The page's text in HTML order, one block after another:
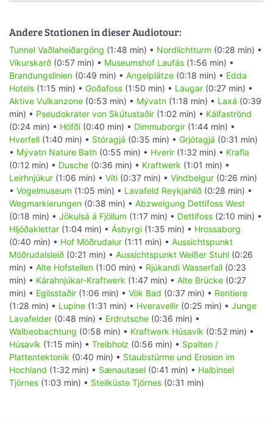
Andere Stationen in dieser Audiotour:
Tunnel Vaðlaheiðargöng (1:48 min) • Nordlichtturm (0:28 min) •
Víkurskarð (0:57 min) • Museumshof Laufás (1:56 min) •
Brandungslinien (0:49 min) • Angelplätze (0:18 min) • Edda
Hotels (1:15 min) • Goðafoss (1:50 min) • Laugar (0:27 min) •
Aktive Vulkanzone (0:53 min) • Mývatn (1:18 min) • Laxá (0:39
min) • Pseudokrater von Skútustaðir (1:02 min) • Kálfaströnd
(0:24 min) • Höfði (0:40 min) • Dimmuborgir (1:44 min) •
Hverfell (1:40 min) • Stóragjá (0:35 min) • Grjótagjá (0:31 min)
• Mývatn Nature Bath (0:55 min) • Hverir (1:32 min) • Krafla
(0:12 min) • Dusche (0:36 min) • Kraftwerk (1:01 min) •
Leirhnjúkur (1:06 min) • Víti (0:37 min) • Vindbelgur (0:26 min)
• Vogelmuseum (1:05 min) • Lavafeld Reykjahlíð (0:28 min) •
Wegmarkierungen (0:38 min) • Abzweigung Dettifoss West
(0:18 min) • Jökulsá á Fjöllum (1:17 min) • Dettifoss (2:10 min) •
Hljóðaklettar (1:04 min) • Ásbyrgi (1:35 min) • Hrossaborg
(0:40 min) • Hof Möðrudalur (1:11 min) • Aussichtspunkt
Möðrudalsleið (0:21 min) • Aussichtspunkt Weißer Stuhl (0:26
min) • Alte Hofstellen (1:00 min) • Rjúkandi Wasserfall (0:23
min) • Kárahnjúkar-Kraftwerk (1:47 min) • Alte Brücke (0:27
min) • Egilsstaðir (1:06 min) • Vök Bad (0:37 min) • Rentiere
(1:28 min) • Lupine (1:31 min) • Hveravellir (0:25 min) • Junge
Lavafelder (0:48 min) • Erdrutsche (0:36 min) •
Walbeobachtung (0:58 min) • Kraftwerk Húsavík (0:52 min) •
Húsavík (1:15 min) • Treibholz (0:56 min) • Spalten /
Plattentektonik (0:40 min) • Staubstürme und Erosion im
Hochland (1:32 min) • Sænautasel (0:41 min) • Halbinsel
Tjörnes (1:03 min) • Steilküste Tjörnes (0:31 min)